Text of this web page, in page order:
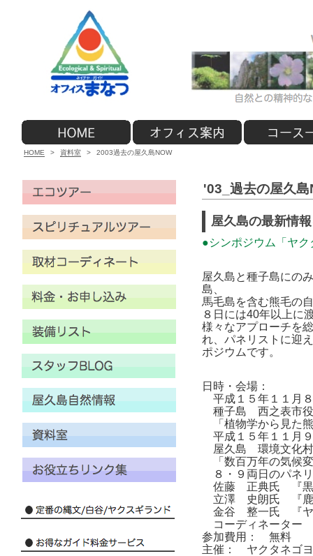
HOME > 資料室 > 2003過去の屋久島NOW
'03_過去の屋久島
屋久島の最新情
●シンポジウム「ヤ
屋久島と種子島にの
島、
馬毛島を含む熊毛の
８日には40年以上に
様々なアプローチを
れ、パネリストに迎
ポジウムです。
日時・会場：
平成１５年１１月
種子島 西之表市
「植物学から見た
平成１５年１１月
屋久島 環境文化村
「数百万年の気候
８・９両日のパネ
佐藤 正典氏 『黒
立澤 史朗氏 『鹿
金谷 整一氏 『ヤ
コーディネータ
参加
主催： ヤクタネゴ